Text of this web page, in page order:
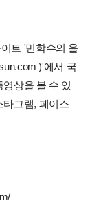
트 '민학수의 올
)'에서 국
상을 볼 수 있
타그램, 페이스